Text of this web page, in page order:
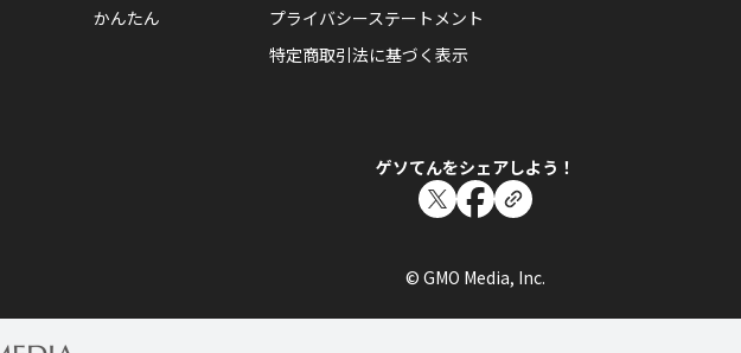
かんたん
プライバシーステートメント
特定商取引法に基づく表示
ゲソてんをシェアしよう！
© GMO Media, Inc.